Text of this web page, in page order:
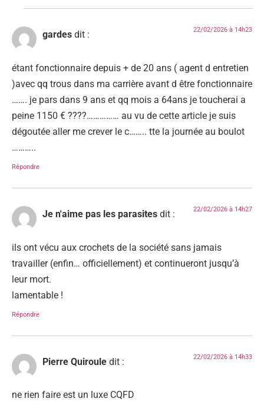
gardes dit : 22/02/2026 à 14h23
étant fonctionnaire depuis + de 20 ans ( agent d entretien
)avec qq trous dans ma carrière avant d être fonctionnaire
……. je pars dans 9 ans et qq mois a 64ans je toucherai a
peine 1150 € ????…………… au vu de cette article je suis
dégoutée aller me crever le c…….. tte la journée au boulot
………..
Répondre
Je n'aime pas les parasites dit : 22/02/2026 à 14h27
ils ont vécu aux crochets de la société sans jamais
travailler (enfin… officiellement) et continueront jusqu’à
leur mort.
lamentable !
Répondre
Pierre Quiroule dit : 22/02/2026 à 14h33
ne rien faire est un luxe CQFD